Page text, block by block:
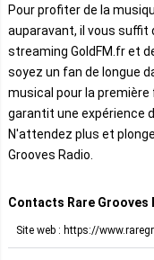
Pour profiter de la
auparavant, il vous suffit
streaming GoldFM.fr et
soyez un fan de longue
musical pour la
garantit une expérience
N'attendez plus et
Grooves Radio.
Contacts Rare Grooves
Site web : https://